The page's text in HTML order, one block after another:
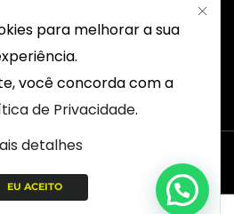
Todos os direitos reservados |
0001-13
para melhorar a sua
você concorda com a
de Privacidade.
detalhes
EU ACEITO